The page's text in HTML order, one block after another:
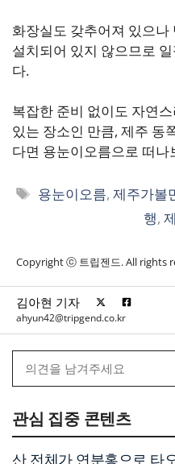
화장실도 갖추어져 있으
설치되어 있지 않으므로
다.
복잡한 준비 없이도 자연
있는 장소인 만큼, 제주 동
다면 용눈이오름으로 떠나
태
용눈이오름,제주가볼
행,
Copyright ⓒ 트립젠드. All rights
김아현 기자
ahyun42@tripgend.co.kr
관심 집중 콘텐츠
산 전체가 연분홍으로 타